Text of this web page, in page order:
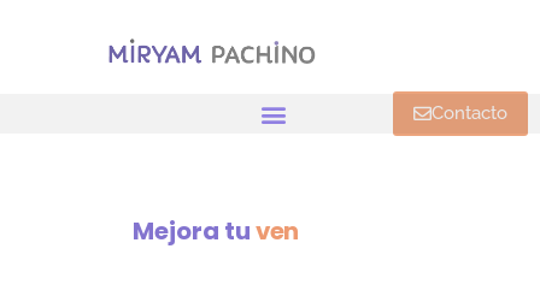
Contacto
Mejora tuventa